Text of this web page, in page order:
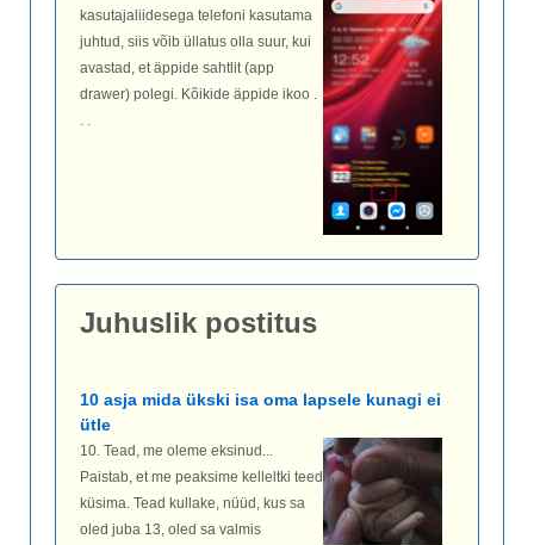
kasutajaliidesega telefoni kasutama
juhtud, siis võib üllatus olla suur, kui
avastad, et äppide sahtlit (app
drawer) polegi. Kõikide äppide ikoo .
. .
Juhuslik postitus
10 asja mida ükski isa oma lapsele kunagi ei
ütle
10. Tead, me oleme eksinud...
Paistab, et me peaksime kelleltki teed
küsima. Tead kullake, nüüd, kus sa
oled juba 13, oled sa valmis